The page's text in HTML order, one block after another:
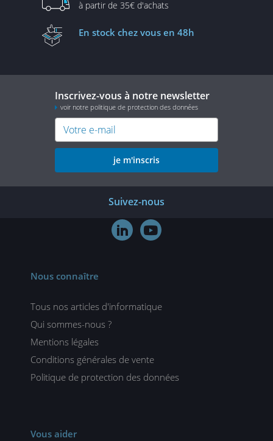
à partir de 35€ d'achats
En stock chez vous en 48h
Inscrivez-vous à notre newsletter
voir notre politique de protection des données
je m'inscris
Suivez-nous
 
Nous connaître
Tous nos articles d'informatique
Qui sommes-nous ?
Mentions légales
Conditions générales de vente
Politique de protection des données
Vous aider